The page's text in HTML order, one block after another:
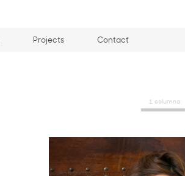
Projects Contact
1 columna